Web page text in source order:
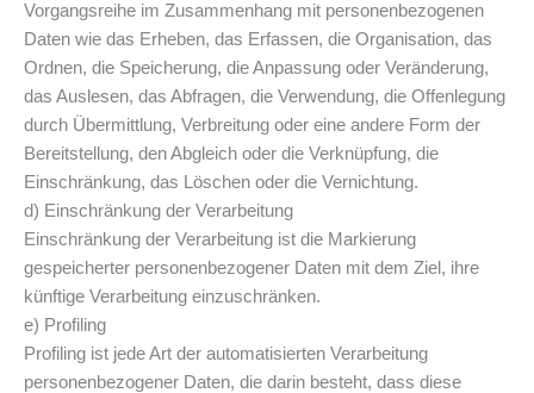
Vorgangsreihe im Zusammenhang mit personenbezogenen
Daten wie das Erheben, das Erfassen, die Organisation, das
Ordnen, die Speicherung, die Anpassung oder Veränderung,
das Auslesen, das Abfragen, die Verwendung, die Offenlegung
durch Übermittlung, Verbreitung oder eine andere Form der
Bereitstellung, den Abgleich oder die Verknüpfung, die
Einschränkung, das Löschen oder die Vernichtung.
d) Einschränkung der Verarbeitung
Einschränkung der Verarbeitung ist die Markierung
gespeicherter personenbezogener Daten mit dem Ziel, ihre
künftige Verarbeitung einzuschränken.
e) Profiling
Profiling ist jede Art der automatisierten Verarbeitung
personenbezogener Daten, die darin besteht, dass diese